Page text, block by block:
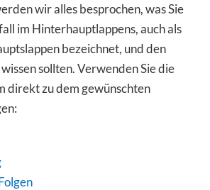
wir alles besprochen, was Sie
im Hinterhauptlappens, auch als
bezeichnet, und den
sollten. Verwenden Sie die
direkt zu dem gewünschten